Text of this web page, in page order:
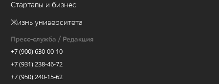
Стартапы и бизнес
Жизнь университета
Пресс-служба / Редакция
+7 (900) 630-00-10
+7 (931) 238-46-72
+7 (950) 240-15-62